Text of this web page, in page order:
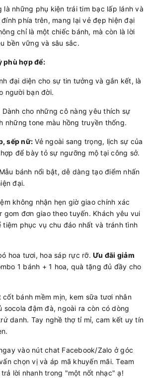
là những phụ kiện trái tim bạc lấp lánh và
phía trên, mang lại vẻ đẹp hiện đại
chỉ là một chiếc bánh, mà còn là lời
bền vững và sâu sắc.
phù hợp để:
đại diện cho sự tin tưởng và gắn kết, là
người bạn đời.
Dành cho những cô nàng yêu thích sự
những tone màu hồng truyền thống.
sếp nữ: Vẻ ngoài sang trọng, lịch sự của
để bày tỏ sự ngưỡng mộ tại công sở.
Mẫu bánh nổi bật, dễ dàng tạo điểm nhấn
đại.
không nhận hẹn giờ giao chính xác
đơn giao theo tuyến. Khách yêu vui
tiệm phục vụ chu đáo nhất và tránh tình
hoa tươi, hoa sáp rực rỡ. Ưu đãi giảm
1 bánh + 1 hoa, quà tặng đủ đầy cho
cốt bánh mềm mịn, kem sữa tươi nhân
socola đậm đà, ngoài ra còn có dòng
danh. Tay nghề thợ tỉ mỉ, cam kết uy tín
vào nút chat Facebook/Zalo ở góc
chọn vị và áp mã khuyến mãi. Team
lời nhanh trong "một nốt nhạc" ạ!